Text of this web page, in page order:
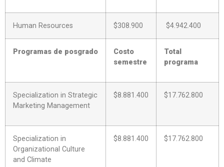
Human Resources $308.900 $4.942.400
Programas de posgrado
Costo
semestre
Total
programa
Specialization in Strategic
Marketing Management
$8.881.400 $17.762.800
Specialization in
Organizational Culture
and Climate
$8.881.400 $17.762.800